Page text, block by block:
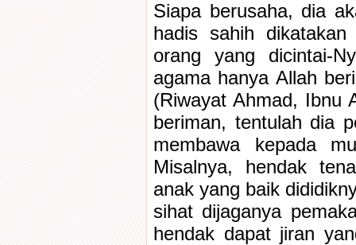
Siapa berusaha, dia
hadis sahih
orang yang dicintai-
agama hanya Allah
(Riwayat Ahmad, Ibnu
beriman, tentulah dia
membawa kepada
Misalnya, hendak
anak yang baik
sihat dijaganya
hendak dapat jiran